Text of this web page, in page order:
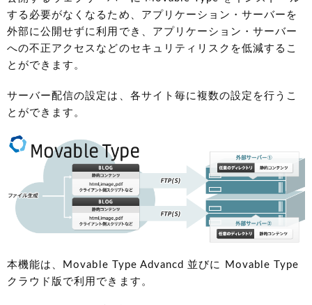
する必要がなくなるため、アプリケーション・サーバーを
外部に公開せずに利用でき、アプリケーション・サーバー
への不正アクセスなどのセキュリティリスクを低減するこ
とができます。
サーバー配信の設定は、各サイト毎に複数の設定を行うこ
とができます。
本機能は、Movable Type Advancd 並びに Movable Type
クラウド版で利用できます。